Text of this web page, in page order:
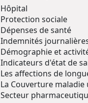
Hôpital
Protection sociale
Dépenses de santé
Indemnités
Démographie et
Indicateurs d'état de
Les affections de
La Couverture maladie
Secteur